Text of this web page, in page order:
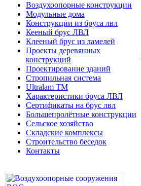
Воздухоопорные конструкции
Модульные дома
Конструкции из бруса лвл
Кееный брус ЛВЛ
Клееный брус из ламелей
Проекты деревянных
конструкций
Проектирование зданий
Стропильная система
Ultralam TM
Характеристики бруса ЛВЛ
Сертификаты на брус лвл
Большепролётные конструкции
Сельское хозяйство
Складские комплексы
Строительство беседок
Контакты